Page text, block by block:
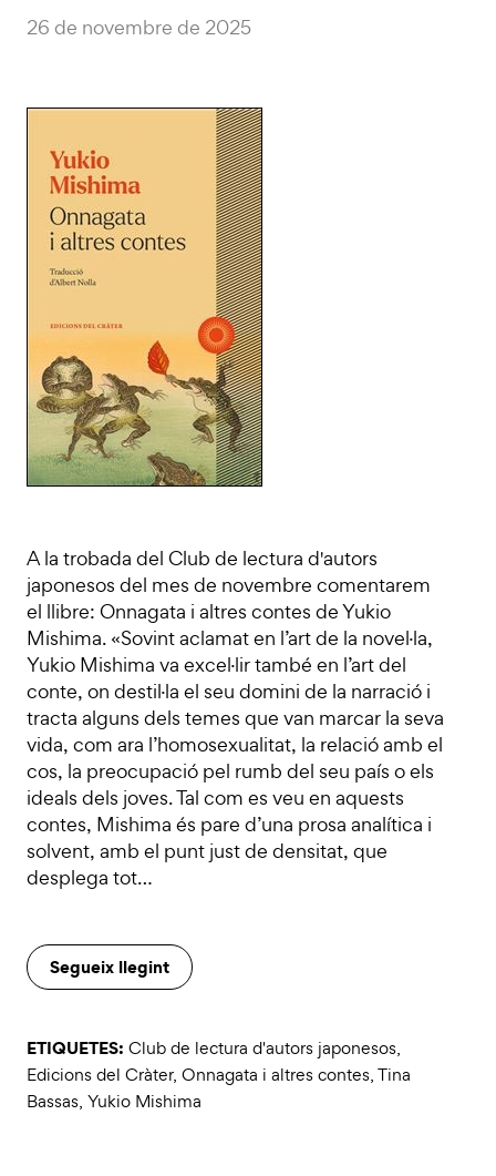
26 de novembre de 2025
A la trobada del Club de lectura d'autors
japonesos del mes de novembre comentarem
el llibre: Onnagata i altres contes de Yukio
Mishima. «Sovint aclamat en l’art de la novel·la,
Yukio Mishima va excel·lir també en l’art del
conte, on destil·la el seu domini de la narració i
tracta alguns dels temes que van marcar la seva
vida, com ara l’homosexualitat, la relació amb el
cos, la preocupació pel rumb del seu país o els
ideals dels joves. Tal com es veu en aquests
contes, Mishima és pare d’una prosa analítica i
solvent, amb el punt just de densitat, que
desplega tot…
Segueix llegint
ETIQUETES: Club de lectura d'autors japonesos,
Edicions del Cràter, Onnagata i altres contes,Tina
Bassas, Yukio Mishima